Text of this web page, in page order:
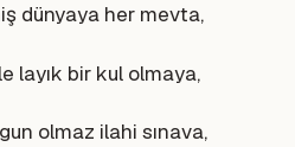
dünyaya her mevta,
layık bir kul olmaya,
olmaz ilahi sınava,